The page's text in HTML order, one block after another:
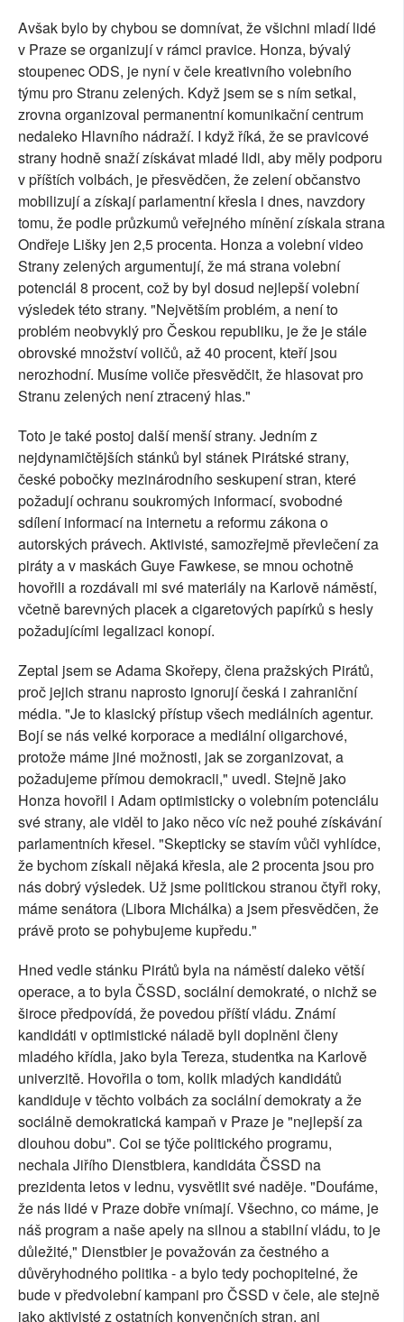
Avšak bylo by chybou se domnívat, že všichni mladí lidé
v Praze se organizují v rámci pravice. Honza, bývalý
stoupenec ODS, je nyní v čele kreativního volebního
týmu pro Stranu zelených. Když jsem se s ním setkal,
zrovna organizoval permanentní komunikační centrum
nedaleko Hlavního nádraží. I když říká, že se pravicové
strany hodně snaží získávat mladé lidi, aby měly podporu
v příštích volbách, je přesvědčen, že zelení občanstvo
mobilizují a získají parlamentní křesla i dnes, navzdory
tomu, že podle průzkumů veřejného mínění získala strana
Ondřeje Lišky jen 2,5 procenta. Honza a volební video
Strany zelených argumentují, že má strana volební
potenciál 8 procent, což by byl dosud nejlepší volební
výsledek této strany. "Největším problém, a není to
problém neobvyklý pro Českou republiku, je že je stále
obrovské množství voličů, až 40 procent, kteří jsou
nerozhodní. Musíme voliče přesvědčit, že hlasovat pro
Stranu zelených není ztracený hlas."
Toto je také postoj další menší strany. Jedním z
nejdynamičtějších stánků byl stánek Pirátské strany,
české pobočky mezinárodního seskupení stran, které
požadují ochranu soukromých informací, svobodné
sdílení informací na internetu a reformu zákona o
autorských právech. Aktivisté, samozřejmě převlečení za
piráty a v maskách Guye Fawkese, se mnou ochotně
hovořili a rozdávali mi své materiály na Karlově náměstí,
včetně barevných placek a cigaretových papírků s hesly
požadujícími legalizaci konopí.
Zeptal jsem se Adama Skořepy, člena pražských Pirátů,
proč jejich stranu naprosto ignorují česká i zahraniční
média. "Je to klasický přístup všech mediálních agentur.
Bojí se nás velké korporace a mediální oligarchové,
protože máme jiné možnosti, jak se zorganizovat, a
požadujeme přímou demokracii," uvedl. Stejně jako
Honza hovořil i Adam optimisticky o volebním potenciálu
své strany, ale viděl to jako něco víc než pouhé získávání
parlamentních křesel. "Skepticky se stavím vůči vyhlídce,
že bychom získali nějaká křesla, ale 2 procenta jsou pro
nás dobrý výsledek. Už jsme politickou stranou čtyři roky,
máme senátora (Libora Michálka) a jsem přesvědčen, že
právě proto se pohybujeme kupředu."
Hned vedle stánku Pirátů byla na náměstí daleko větší
operace, a to byla ČSSD, sociální demokraté, o nichž se
široce předpovídá, že povedou příští vládu. Známí
kandidáti v optimistické náladě byli doplněni členy
mladého křídla, jako byla Tereza, studentka na Karlově
univerzitě. Hovořila o tom, kolik mladých kandidátů
kandiduje v těchto volbách za sociální demokraty a že
sociálně demokratická kampaň v Praze je "nejlepší za
dlouhou dobu". Coi se týče politického programu,
nechala Jiřího Dienstbiera, kandidáta ČSSD na
prezidenta letos v lednu, vysvětlit své naděje. "Doufáme,
že nás lidé v Praze dobře vnímají. Všechno, co máme, je
náš program a naše apely na silnou a stabilní vládu, to je
důležité," Dienstbier je považován za čestného a
důvěryhodného politika - a bylo tedy pochopitelné, že
bude v předvolební kampani pro ČSSD v čele, ale stejně
jako aktivisté z ostatních konvenčních stran, ani